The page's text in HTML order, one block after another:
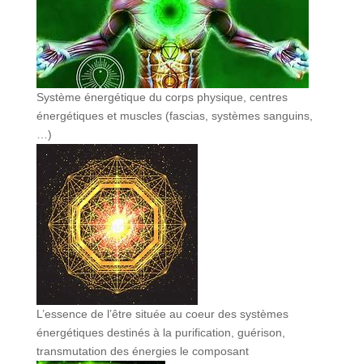
Système énergétique du corps physique, centres
énergétiques et muscles (fascias, systèmes sanguins,
…)
L’essence de l’être située au coeur des systèmes
énergétiques destinés à la purification, guérison,
transmutation des énergies le composant